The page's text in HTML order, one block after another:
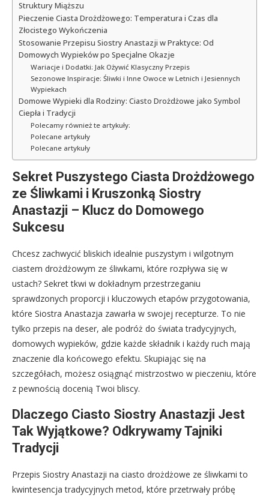
Struktury Miąższu
Pieczenie Ciasta Drożdżowego: Temperatura i Czas dla
Złocistego Wykończenia
Stosowanie Przepisu Siostry Anastazji w Praktyce: Od
Domowych Wypieków po Specjalne Okazje
Wariacje i Dodatki: Jak Ożywić Klasyczny Przepis
Sezonowe Inspiracje: Śliwki i Inne Owoce w Letnich i Jesiennych
Wypiekach
Domowe Wypieki dla Rodziny: Ciasto Drożdżowe jako Symbol
Ciepła i Tradycji
Polecamy również te artykuły:
Polecane artykuły
Polecane artykuły
Sekret Puszystego Ciasta Drożdżowego
ze Śliwkami i Kruszonką Siostry
Anastazji – Klucz do Domowego
Sukcesu
Chcesz zachwycić bliskich idealnie puszystym i wilgotnym
ciastem drożdżowym ze śliwkami, które rozpływa się w
ustach? Sekret tkwi w dokładnym przestrzeganiu
sprawdzonych proporcji i kluczowych etapów przygotowania,
które Siostra Anastazja zawarła w swojej recepturze. To nie
tylko przepis na deser, ale podróż do świata tradycyjnych,
domowych wypieków, gdzie każde składnik i każdy ruch mają
znaczenie dla końcowego efektu. Skupiając się na
szczegółach, możesz osiągnąć mistrzostwo w pieczeniu, które
z pewnością docenią Twoi bliscy.
Dlaczego Ciasto Siostry Anastazji Jest
Tak Wyjątkowe? Odkrywamy Tajniki
Tradycji
Przepis Siostry Anastazji na ciasto drożdżowe ze śliwkami to
kwintesencja tradycyjnych metod, które przetrwały próbę